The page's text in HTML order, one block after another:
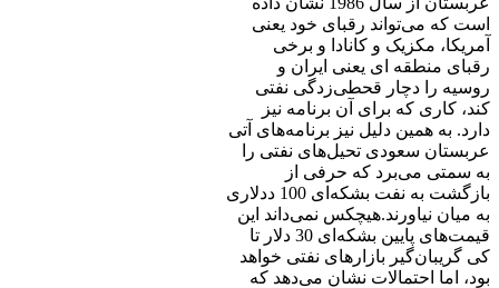
است که می‌تواند رقبای خود یعنی
آمریکا، مکزیک و کانادا و برخی
رقبای منطقه ای یعنی ایران و
روسیه را دچار قحطی‌زدگی نفتی
کند، کاری که برای آن برنامه نیز
دارد. به همین دلیل نیز برنامه‌های آتی
عربستان سعودی تحیل‌های نفتی را
به سمتی می‌برد که حرفی از
بازگشت به نفت بشکه‌ای 100 ددلاری
به میان نیاورند.هیچکس نمی‌داند این
قیمت‌های پایین بشکه‌ای 30 دلار تا
کی گریبان‌گیر بازارهای نفتی خواهد
بود، اما احتمالات نشان می‌دهد که